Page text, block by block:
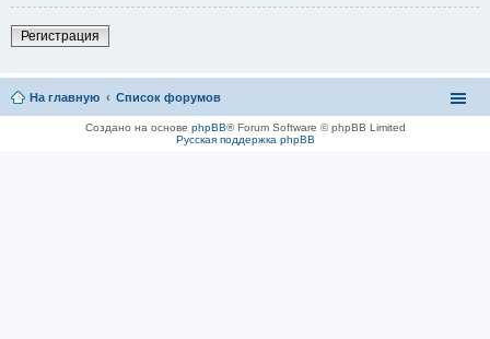
Регистрация
На главную Список форумов
Создано на основе phpBB® Forum Software © phpBB Limited
Русская поддержка phpBB